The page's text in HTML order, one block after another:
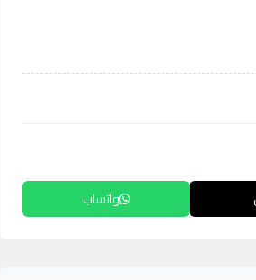
واتساب